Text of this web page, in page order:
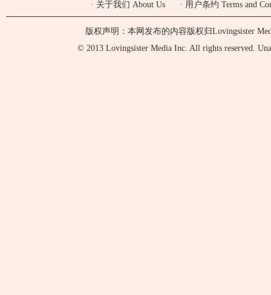
· 关于我们 About Us · 用户条约 Terms and
版权声明：本网发布的内容版权归Lovingsister
© 2013 Lovingsister Media Inc. All rights reserved.